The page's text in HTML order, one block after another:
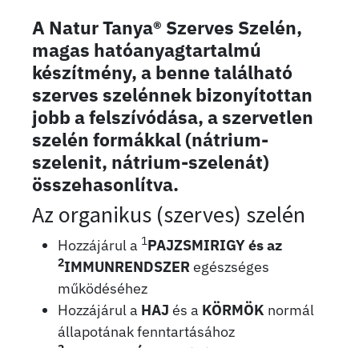
A Natur Tanya® Szerves Szelén,
magas hatóanyagtartalmú
készítmény, a benne található
szerves szelénnek bizonyítottan
jobb a felszívódása, a szervetlen
szelén formákkal (nátrium-
szelenit, nátrium-szelenát)
összehasonlítva.
Az organikus (szerves) szelén
Hozzájárul a 1PAJZSMIRIGY és az
2IMMUNRENDSZERegészséges
működéséhez
Hozzájárul a HAJ és a KÖRMÖK normál
állapotának fenntartásához